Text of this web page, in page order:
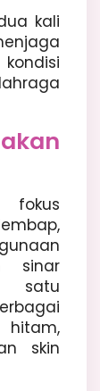
kali
sinar
satu
skin